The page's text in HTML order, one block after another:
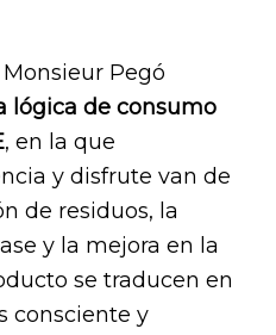
Pegó
lógica de consumo
, en la que
y disfrute van de
de residuos, la
y la mejora en la
se traducen en
consciente y